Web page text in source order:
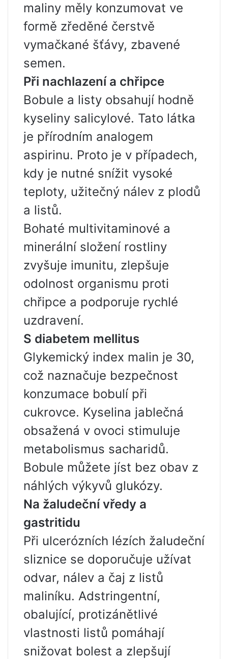
maliny měly konzumovat ve
formě zředěné čerstvě
vymačkané šťávy, zbavené
semen.
Při nachlazení a chřipce
Bobule a listy obsahují hodně
kyseliny salicylové. Tato látka
je přírodním analogem
aspirinu. Proto je v případech,
kdy je nutné snížit vysoké
teploty, užitečný nálev z plodů
a listů.
Bohaté multivitaminové a
minerální složení rostliny
zvyšuje imunitu, zlepšuje
odolnost organismu proti
chřipce a podporuje rychlé
uzdravení.
S diabetem mellitus
Glykemický index malin je 30,
což naznačuje bezpečnost
konzumace bobulí při
cukrovce. Kyselina jablečná
obsažená v ovoci stimuluje
metabolismus sacharidů.
Bobule můžete jíst bez obav z
náhlých výkyvů glukózy.
Na žaludeční vředy a
gastritidu
Při ulcerózních lézích žaludeční
sliznice se doporučuje užívat
odvar, nálev a čaj z listů
maliníku. Adstringentní,
obalující, protizánětlivé
vlastnosti listů pomáhají
snižovat bolest a zlepšují